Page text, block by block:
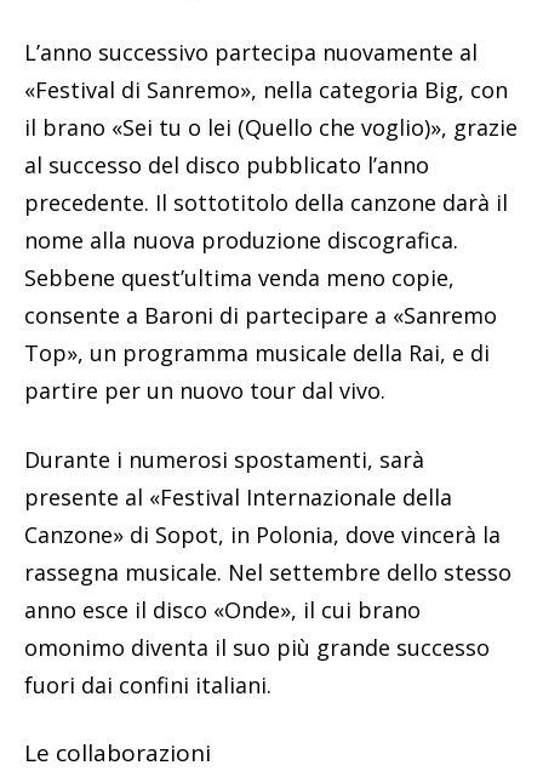
L’anno successivo partecipa nuovamente al
«Festival di Sanremo», nella categoria Big, con
il brano «Sei tu o lei (Quello che voglio)», grazie
al successo del disco pubblicato l’anno
precedente. Il sottotitolo della canzone darà il
nome alla nuova produzione discografica.
Sebbene quest’ultima venda meno copie,
consente a Baroni di partecipare a «Sanremo
Top», un programma musicale della Rai, e di
partire per un nuovo tour dal vivo.
Durante i numerosi spostamenti, sarà
presente al «Festival Internazionale della
Canzone» di Sopot, in Polonia, dove vincerà la
rassegna musicale. Nel settembre dello stesso
anno esce il disco «Onde», il cui brano
omonimo diventa il suo più grande successo
fuori dai confini italiani.
Le collaborazioni